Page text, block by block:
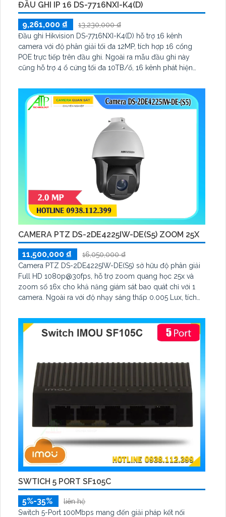
ĐẦU GHI IP 16 DS-7716NXI-K4(D)
9,261,000 ₫
13,230,000 ₫
Đầu ghi Hikvision DS-7716NXI-K4(D) hỗ trợ 16 kênh
camera với độ phân giải tối đa 12MP, tích hợp 16 cổng
POE trực tiếp trên đầu ghi. Ngoài ra mẫu đầu ghi này
cũng hỗ trợ 4 ổ cứng tối đa 10TB/ổ, 16 kênh phát hiện
minh.
CAMERA PTZ DS-2DE4225IW-DE(S5) ZOOM 25X
11,500,000 ₫
16,050,000 ₫
Camera PTZ DS-2DE4225IW-DE(S5) sở hữu độ phân giải
Full HD 1080p@30fps, hỗ trợ zoom quang học 25x và
zoom số 16x cho khả năng giám sát bao quát chỉ với 1
camera. Ngoài ra với độ nhạy sáng thấp 0.005 Lux, tích
3at) giúp ổn định hình ảnh trong điều kiện ánh sáng yếu
SWTICH 5 PORT SF105C
5%-35%
liên hệ
Switch 5-Port 100Mbps mang đến giải pháp kết nối